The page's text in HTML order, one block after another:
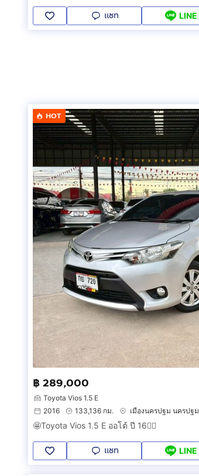
แชท LINE
HOT
฿ 289,000
Toyota Vios 1.5 E
2016
133,136 กม. เมืองนครปฐม นครปฐม
🤩Toyota Vios 1.5 E ออโต้ ปี 16❤️‍🔥
แชท LINE